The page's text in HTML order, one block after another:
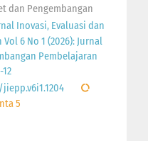
dan Pengembangan
Inovasi, Evaluasi dan
6 No 1 (2026): Jurnal
Pembelajaran
12
jiepp.v6i1.1204
5